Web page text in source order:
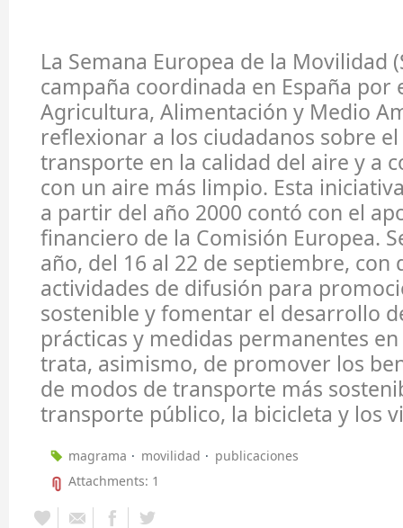
La Semana Europea de la Movilidad
campaña coordinada en España por
Agricultura, Alimentación y Medio
reflexionar a los ciudadanos sobre
transporte en la calidad del aire y a
con un aire más limpio. Esta
a partir del año 2000 contó con el
financiero de la Comisión Europea.
año, del 16 al 22 de septiembre, con
actividades de difusión para
sostenible y fomentar el desarrollo
prácticas y medidas permanentes en
trata, asimismo, de promover los
de modos de transporte más
transporte público, la bicicleta y los
magrama movilidad
publicaciones
Attachments: 1